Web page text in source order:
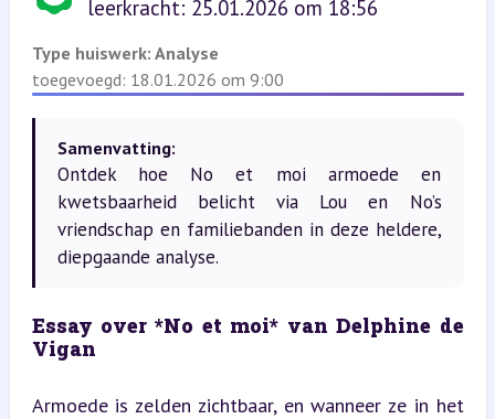
leerkracht: 25.01.2026 om 18:56
Type huiswerk: Analyse
toegevoegd: 18.01.2026 om 9:00
Samenvatting:
Ontdek hoe No et moi armoede en
kwetsbaarheid belicht via Lou en No’s
vriendschap en familiebanden in deze heldere,
diepgaande analyse.
Essay over *No et moi* van Delphine de
Vigan
Armoede is zelden zichtbaar, en wanneer ze in het